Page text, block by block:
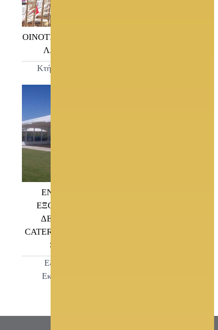
ΟΙΝΟΤΡΙΑ ΓΗ ΚΩΣΤΑ
ΛΑΖΑΡΙΔΗ
Κτήματα Γάμου
ΕΝΟΙΚΙΑΣΗ
ΕΞΟΠΛΙΣΜΟΥ
ΔΕΞΙΩΣΕΩΝ
CATERING ΓΙΩΡΓΟΣ
SPRING
Εξοπλισμός
Εκδηλώσεων